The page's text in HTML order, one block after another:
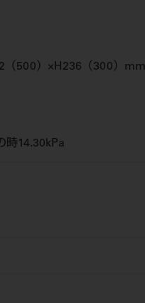
（500）×H236（300）
時14.30kPa